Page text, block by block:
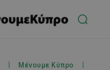
Μένουμε Κύπρο